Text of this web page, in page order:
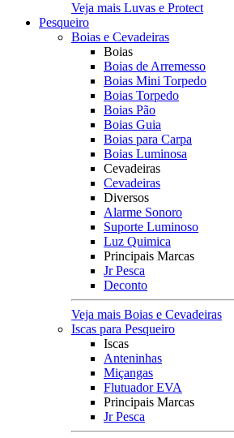
Veja mais Luvas e Protect
Pesqueiro
Boias e Cevadeiras
Boias
Boias de Arremesso
Boias Mini Torpedo
Boias Torpedo
Boias Pão
Boias Guia
Boias para Carpa
Boias Luminosa
Cevadeiras
Cevadeiras
Diversos
Alarme Sonoro
Suporte Luminoso
Luz Quimica
Principais Marcas
Jr Pesca
Deconto
Veja mais Boias e Cevadeiras
Iscas para Pesqueiro
Iscas
Anteninhas
Miçangas
Flutuador EVA
Principais Marcas
Jr Pesca